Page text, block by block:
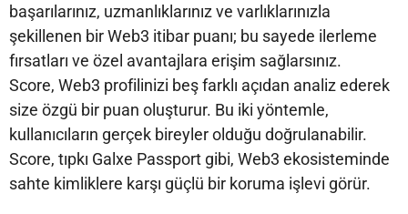
başarılarınız, uzmanlıklarınız ve varlıklarınızla
şekillenen bir Web3 itibar puanı; bu sayede ilerleme
fırsatları ve özel avantajlara erişim sağlarsınız.
Score, Web3 profilinizi beş farklı açıdan analiz ederek
size özgü bir puan oluşturur. Bu iki yöntemle,
kullanıcıların gerçek bireyler olduğu doğrulanabilir.
Score, tıpkı Galxe Passport gibi, Web3 ekosisteminde
sahte kimliklere karşı güçlü bir koruma işlevi görür.